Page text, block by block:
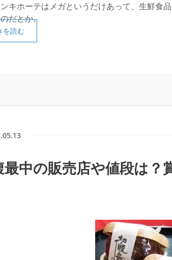
キホーテはメガというだけあって、生鮮食
だとか。
を読む
最中の販売店や値段は？